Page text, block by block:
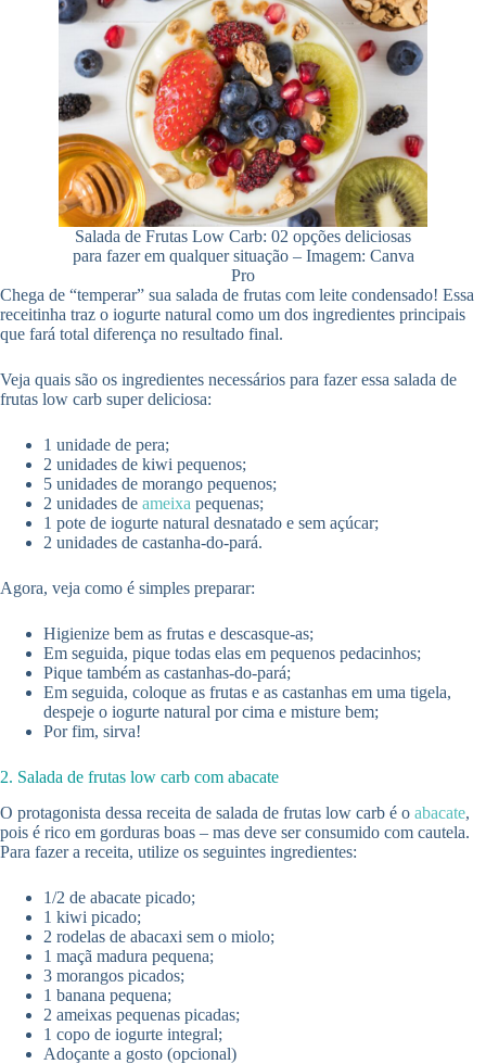
Salada de Frutas Low Carb: 02 opções deliciosas
para fazer em qualquer situação – Imagem: Canva
Pro
Chega de “temperar” sua salada de frutas com leite condensado! Essa
receitinha traz o iogurte natural como um dos ingredientes principais
que fará total diferença no resultado final.
Veja quais são os ingredientes necessários para fazer essa salada de
frutas low carb super deliciosa:
1 unidade de pera;
2 unidades de kiwi pequenos;
5 unidades de morango pequenos;
2 unidades de ameixa pequenas;
1 pote de iogurte natural desnatado e sem açúcar;
2 unidades de castanha-do-pará.
Agora, veja como é simples preparar:
Higienize bem as frutas e descasque-as;
Em seguida, pique todas elas em pequenos pedacinhos;
Pique também as castanhas-do-pará;
Em seguida, coloque as frutas e as castanhas em uma tigela,
despeje o iogurte natural por cima e misture bem;
Por fim, sirva!
2. Salada de frutas low carb com abacate
O protagonista dessa receita de salada de frutas low carb é o abacate,
pois é rico em gorduras boas – mas deve ser consumido com cautela.
Para fazer a receita, utilize os seguintes ingredientes:
1/2 de abacate picado;
1 kiwi picado;
2 rodelas de abacaxi sem o miolo;
1 maçã madura pequena;
3 morangos picados;
1 banana pequena;
2 ameixas pequenas picadas;
1 copo de iogurte integral;
Adoçante a gosto (opcional)